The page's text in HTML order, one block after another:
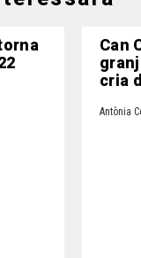
Can
cria
Antònia